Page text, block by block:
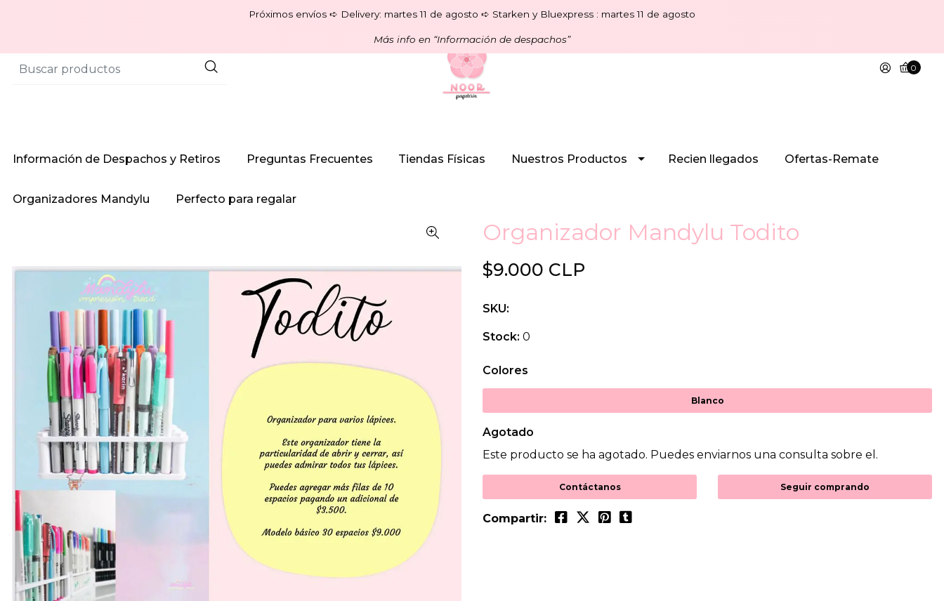
Próximos envíos ➪ Delivery: martes 11 de agosto ➪ Starken y Bluexpress : martes 11 de agosto
Más info en “Información de despachos”
0
Información de Despachos y Retiros Preguntas Frecuentes Tiendas Físicas Nuestros Productos Recien llegados Ofertas-Remate
Organizadores Mandylu Perfecto para regalar
Organizador Mandylu Todito
$9.000 CLP
SKU:
Stock: 0
Colores
Blanco
Agotado
Este producto se ha agotado. Puedes enviarnos una consulta sobre el.
Contáctanos Seguir comprando
Compartir: